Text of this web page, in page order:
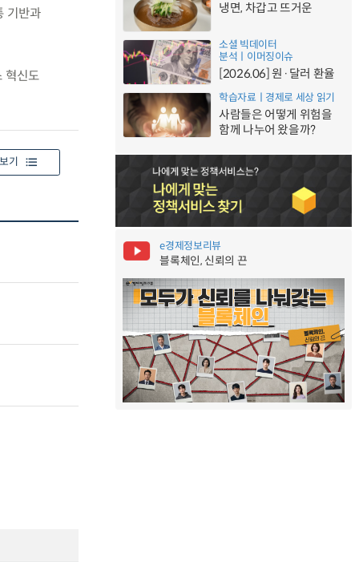
기반과
혁신도
기
냉면, 차갑고 뜨거운
소셜 빅데이터
분석ㅣ이머징이슈
[2026.06] 원·달러 환율
학습자료ㅣ경제로 세상 읽기
사람들은 어떻게 위험을
함께 나누어 왔을까?
e경제정보리뷰
블록체인, 신뢰의 끈